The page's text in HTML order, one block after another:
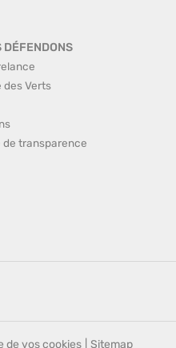
DÉFENDONS
des Verts
de transparence
de vos cookies Sitemap